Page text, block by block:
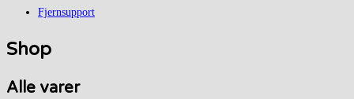
Fjernsupport
Shop
Alle varer